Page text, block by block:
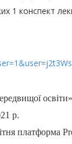
1 конспект
р.
платформа